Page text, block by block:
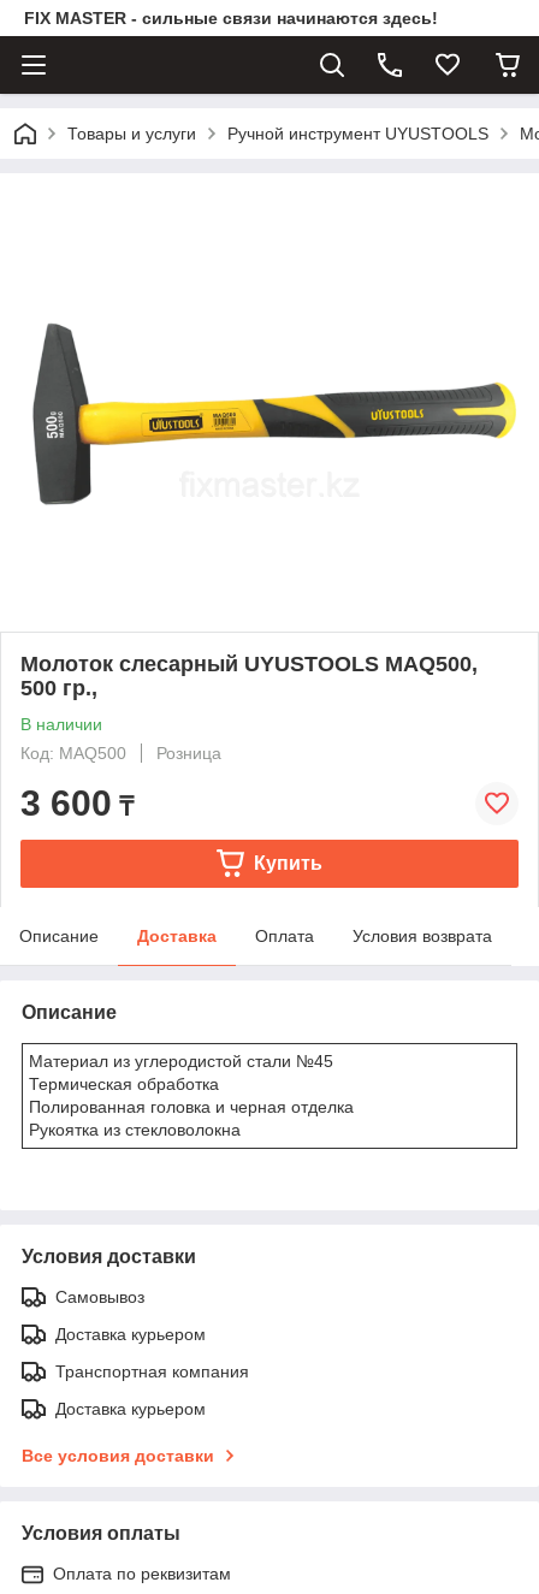
FIX MASTER - сильные связи начинаются здесь!
Товары и услуги Ручной инструмент UYUSTOOLS
Молоток слесарный UYUSTOOLS MAQ500,
500 гр.,
В наличии
Код: MAQ500
Розница
3 600 ₸
Купить
Описание Доставка Оплата Условия возврата
Описание
Материал из углеродистой стали №45
Термическая обработка
Полированная головка и черная отделка
Рукоятка из стекловолокна
Условия доставки
Самовывоз
Доставка курьером
Транспортная компания
Доставка курьером
Все условия доставки
Условия оплаты
Оплата по реквизитам